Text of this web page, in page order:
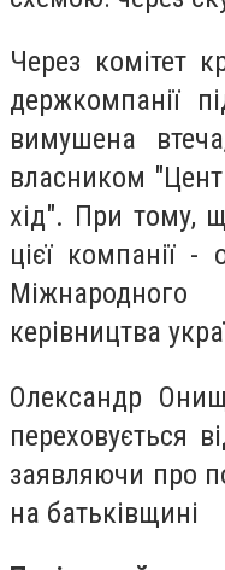
Через комітет
держкомпанії
вимушена
власником
хід". При тому,
цієї компанії
керівництва
Олександр
переховується
заявляючи про
на батьківщині